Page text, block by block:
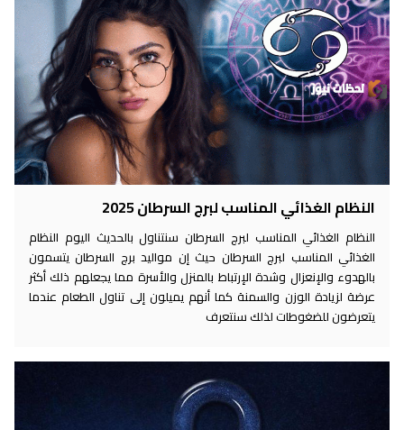
النظام الغذائي المناسب لبرج السرطان 2025
النظام الغذائي المناسب لبرج السرطان سنتناول بالحديث اليوم النظام
الغذائي المناسب لبرج السرطان حيث إن مواليد برج السرطان يتسمون
بالهدوء والإنعزال وشدة الإرتباط بالمنزل والأسرة مما يجعلهم ذلك أكثر
عرضة لزيادة الوزن والسمنة كما أنهم يميلون إلى تناول الطعام عندما
يتعرضون للضغوطات لذلك سنتعرف